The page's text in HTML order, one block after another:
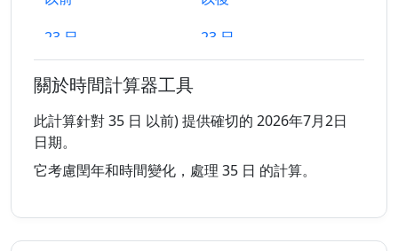
23 日
以前
23 日
以後
24 日
以前
以後
以前
12/7/2026
以後
31/8/2026
26 日
以前
26 日
以後
關於時間計算器工具
此計算針對 35 日 以前) 提供確切的 2026年7月2日
日期。
它考慮閏年和時間變化，處理 35 日 的計算。